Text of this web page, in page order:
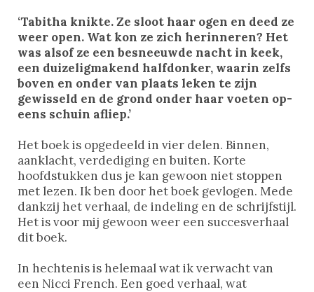
‘Tabitha knikte. Ze sloot haar ogen en deed ze
weer open. Wat kon ze zich herinneren? Het
was alsof ze een besneeuwde nacht in keek,
een duizeligmakend halfdonker, waarin zelfs
boven en onder van plaats leken te zijn
gewisseld en de grond onder haar voeten op-
eens schuin afliep.’
Het boek is opgedeeld in vier delen. Binnen,
aanklacht, verdediging en buiten. Korte
hoofdstukken dus je kan gewoon niet stoppen
met lezen. Ik ben door het boek gevlogen. Mede
dankzij het verhaal, de indeling en de schrijfstijl.
Het is voor mij gewoon weer een succesverhaal
dit boek.
In hechtenis is helemaal wat ik verwacht van
een Nicci French. Een goed verhaal, wat